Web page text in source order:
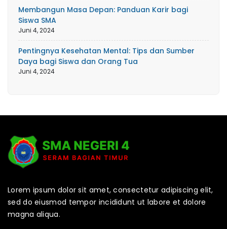
Membangun Masa Depan: Panduan Karir bagi
Siswa SMA
Juni 4, 2024
Pentingnya Kesehatan Mental: Tips dan Sumber
Daya bagi Siswa dan Orang Tua
Juni 4, 2024
Lorem ipsum dolor sit amet, consectetur adipiscing elit,
sed do eiusmod tempor incididunt ut labore et dolore
magna aliqua.